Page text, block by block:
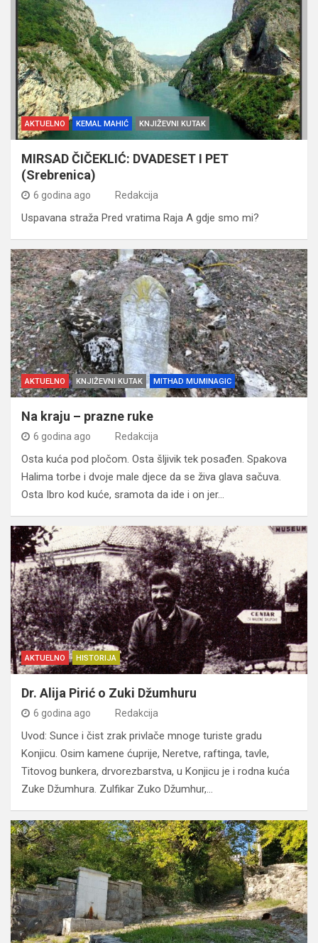
AKTUELNO KEMAL MAHIĆ KNJIŽEVNI KUTAK
MIRSAD ČIČEKLIĆ: DVADESET I PET
(Srebrenica)
6 godina ago Redakcija
Uspavana straža Pred vratima Raja A gdje smo mi?
AKTUELNO KNJIŽEVNI KUTAK MITHAD MUMINAGIC
Na kraju – prazne ruke
6 godina ago Redakcija
Osta kuća pod pločom. Osta šljivik tek posađen. Spakova
Halima torbe i dvoje male djece da se živa glava sačuva.
Osta Ibro kod kuće, sramota da ide i on jer…
AKTUELNO HISTORIJA
Dr. Alija Pirić o Zuki Džumhuru
6 godina ago Redakcija
Uvod: Sunce i čist zrak privlače mnoge turiste gradu
Konjicu. Osim kamene ćuprije, Neretve, raftinga, tavle,
Titovog bunkera, drvorezbarstva, u Konjicu je i rodna kuća
Zuke Džumhura. Zulfikar Zuko Džumhur,…